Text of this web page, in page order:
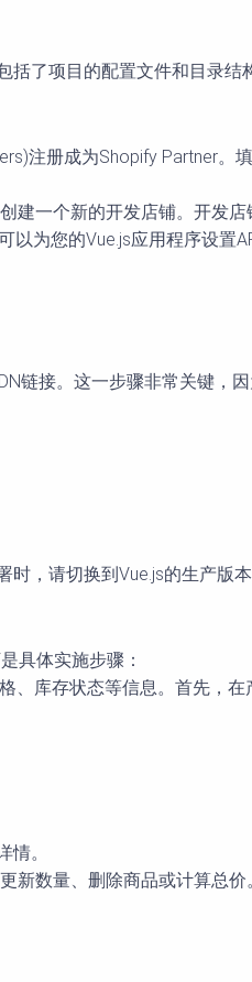
了项目的配置文件和目录结
注册成为Shopify Partner
一个新的开发店铺。开发
以为您的Vue.js应用程序设
链接。这一步骤非常关键，
，请切换到Vue.js的生产版
具体实施步骤：
库存状态等信息。首先，在
。
新数量、删除商品或计算总